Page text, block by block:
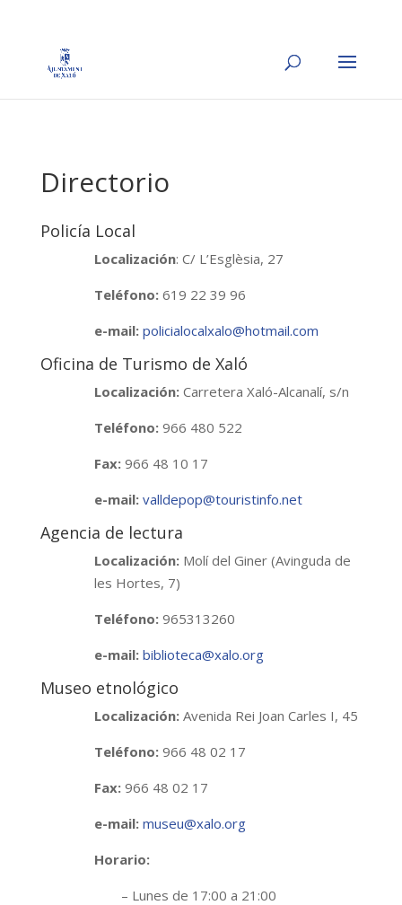
Directorio
Policía Local
Localización: C/ L’Esglèsia, 27
Teléfono:619 22 39 96
e-mail: policialocalxalo@hotmail.com
Oficina de Turismo de Xaló
Localización:Carretera Xaló-Alcanalí, s/n
Teléfono:966 480 522
Fax:966 48 10 17
e-mail: valldepop@touristinfo.net
Agencia de lectura
Localización:Molí del Giner (Avinguda de
les Hortes, 7)
Teléfono:965313260
e-mail: biblioteca@xalo.org
Museo etnológico
Localización:Avenida Rei Joan Carles I, 45
Teléfono:966 48 02 17
Fax:966 48 02 17
e-mail: museu@xalo.org
Horario:
– Lunes de 17:00 a 21:00